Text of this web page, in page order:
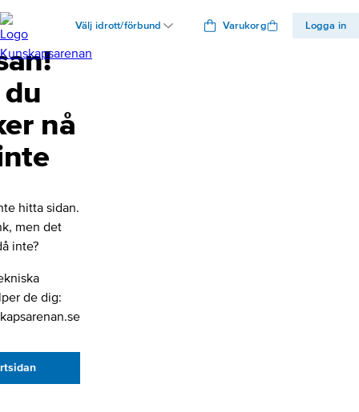
Välj idrott/förbund Varukorg Logga in
nå
hitta sidan.
men det
inte?
de dig: